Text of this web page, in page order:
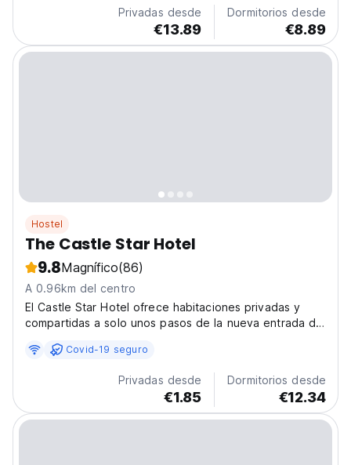
Privadas desde
€13.89
Dormitorios desde
€8.89
Hostel
The Castle Star Hotel
9.8Magnífico(86)
A 0.96km del centro
El Castle Star Hotel ofrece habitaciones privadas y
compartidas a solo unos pasos de la nueva entrada de
Romano.Covid-19 seguro
Privadas desde
€1.85
Dormitorios desde
€12.34